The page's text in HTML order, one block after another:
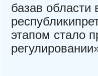
базав области
этапом стало